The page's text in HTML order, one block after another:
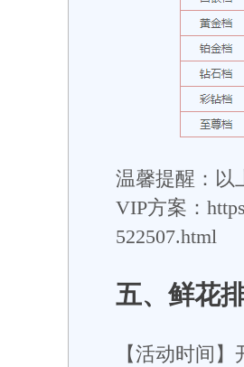
温馨提醒：以
VIP方案：
522507.html
五、 鲜花
【活动时间】